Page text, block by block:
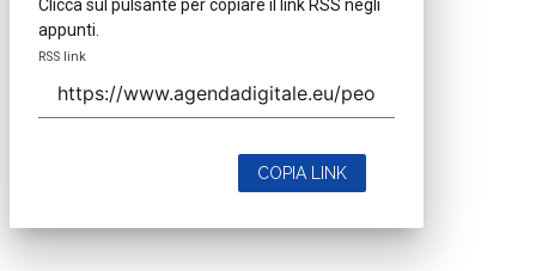
Clicca sul pulsante per copiare il link RSS negli
appunti.
RSS link
COPIA LINK